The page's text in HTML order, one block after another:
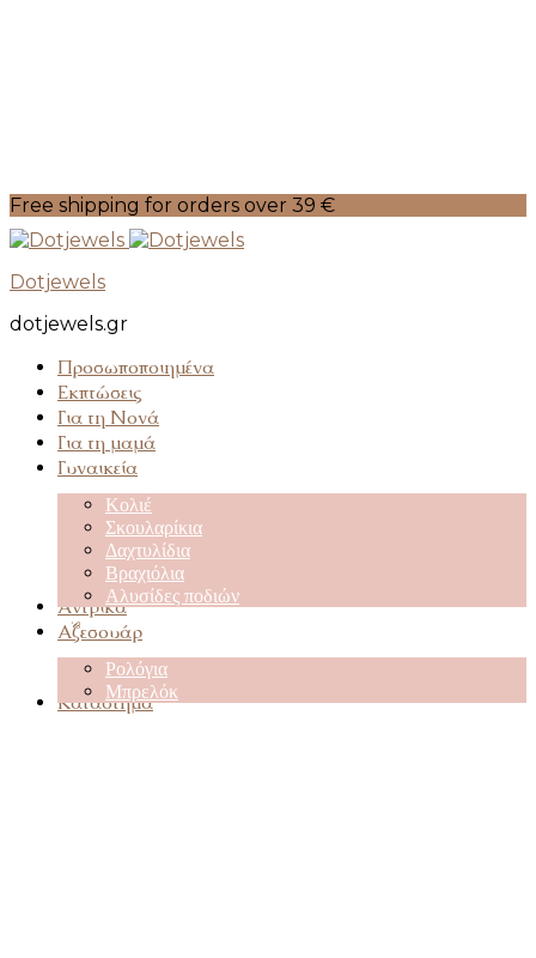
Free shipping for orders over 39 €
Dotjewels
dotjewels.gr
Προσωποποιημένα
Εκπτώσεις
Για τη Νονά
Για τη μαμά
Γυναικεία
Κολιέ
Σκουλαρίκια
Δαχτυλίδια
Βραχιόλια
Αλυσίδες ποδιών
Αντρικά
Αξεσουάρ
Ρολόγια
Μπρελόκ
Κατάστημα